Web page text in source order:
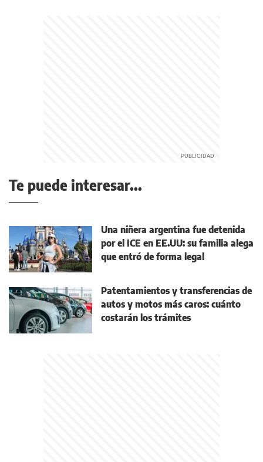
Te puede interesar...
Una niñera argentina fue detenida
por el ICE en EE.UU: su familia alega
que entró de forma legal
Patentamientos y transferencias de
autos y motos más caros: cuánto
costarán los trámites